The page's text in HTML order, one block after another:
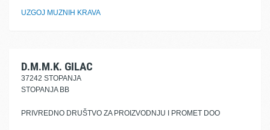
UZGOJ MUZNIH KRAVA
D.M.M.K. GILAC
37242 STOPANJA
STOPANJA BB
PRIVREDNO DRUŠTVO ZA PROIZVODNJU I PROMET DOO